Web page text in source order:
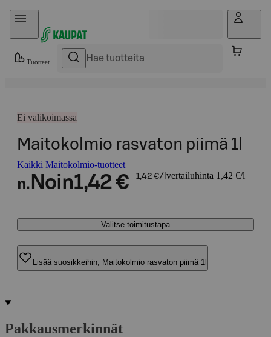
Hyppää sisältöön
Tuotteet
Ei valikoimassa
Maitokolmio rasvaton piimä 1l
Kaikki Maitokolmio-tuotteet
n. Noin1,42 € 1,42 €/l vertailuhinta 1,42 €/l
Valitse toimitustapa
Lisää suosikkeihin, Maitokolmio rasvaton piimä 1l
Pakkausmerkinnät